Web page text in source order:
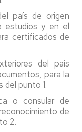
país de origen
estudios y en el
certificados de
del país
para la
del punto 1.
o consular de
de
2.